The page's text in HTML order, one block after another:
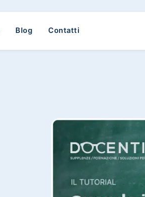
Blog Contatti